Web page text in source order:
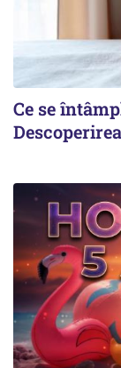
Ce se